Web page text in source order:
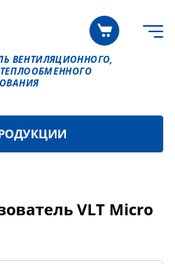
ВЕНТИЛЯЦИОННОГО,
VLT Micro